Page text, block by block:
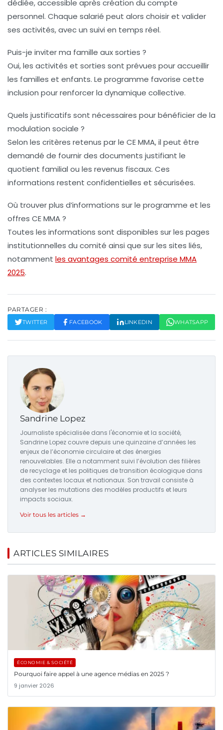
dédiée, accessible après création du compte
personnel. Chaque salarié peut alors choisir et valider
ses activités, avec un suivi en temps réel.
Puis-je inviter ma famille aux sorties ?
Oui, les activités et sorties sont prévues pour accueillir
les familles et enfants. Le programme favorise cette
inclusion pour renforcer la dynamique collective.
Quels justificatifs sont nécessaires pour bénéficier de la
modulation sociale ?
Selon les critères retenus par le CE MMA, il peut être
demandé de fournir des documents justifiant le
quotient familial ou les revenus fiscaux. Ces
informations restent confidentielles et sécurisées.
Où trouver plus d’informations sur le programme et les
offres CE MMA ?
Toutes les informations sont disponibles sur les pages
institutionnelles du comité ainsi que sur les sites liés,
notamment les avantages comité entreprise MMA
2025.
PARTAGER :
TWITTER FACEBOOK LINKEDIN WHATSAPP
Sandrine Lopez
Journaliste spécialisée dans l'économie et la société,
Sandrine Lopez couvre depuis une quinzaine d’années les
enjeux de l’économie circulaire et des énergies
renouvelables. Elle a notamment suivi l’évolution des filières
de recyclage et les politiques de transition écologique dans
des contextes locaux et nationaux. Son travail consiste à
analyser les mutations des modèles productifs et leurs
impacts sociaux.
Voir tous les articles →
ARTICLES SIMILAIRES
ÉCONOMIE & SOCIÉTÉ
Pourquoi faire appel à une agence médias en 2025 ?
9 janvier 2026